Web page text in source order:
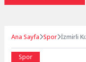
Ana Sayfa Spor İzmirli
Spor